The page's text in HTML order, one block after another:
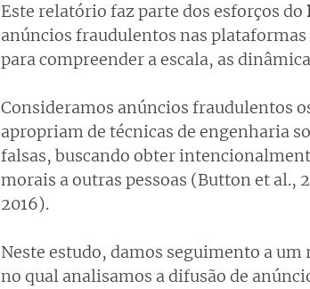
Este relatório faz parte dos esforços do
anúncios fraudulentos nas
para compreender a escala, as
Consideramos anúncios fraudulentos
apropriam de técnicas de engenharia
falsas, buscando obter
morais a outras pessoas (Button et al.,
2016).
Neste estudo, damos seguimento a
no qual analisamos a difusão de